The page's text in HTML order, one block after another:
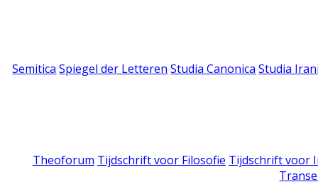
Semitica Spiegel der Letteren Studia Canonica Studia
Theoforum Tijdschrift voor Filosofie Tijdschrift voor